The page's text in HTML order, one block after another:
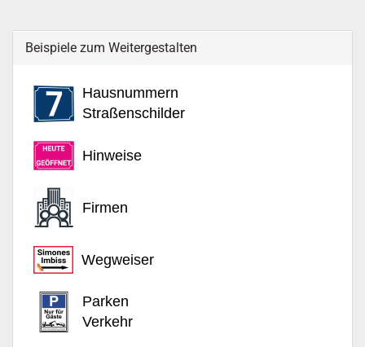
Beispiele zum Weitergestalten
Hausnummern
Straßenschilder
Hinweise
Firmen
Wegweiser
Parken
Verkehr